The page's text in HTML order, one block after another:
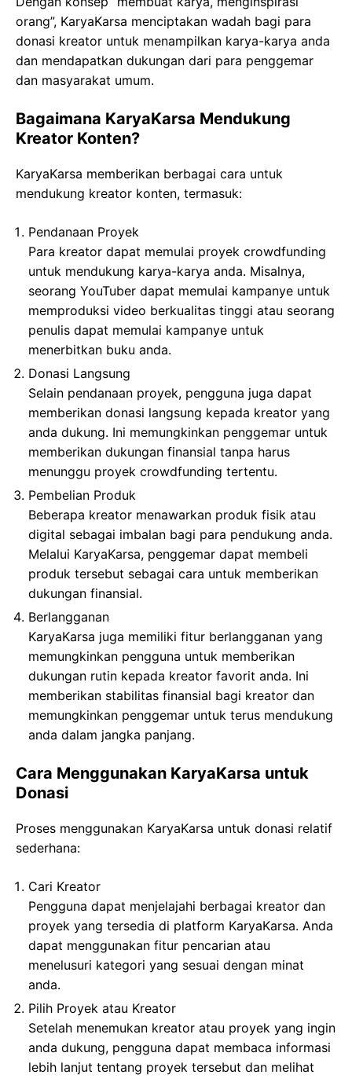
orang”, KaryaKarsa menciptakan wadah bagi para
donasi kreator untuk menampilkan karya-karya anda
dan mendapatkan dukungan dari para penggemar
dan masyarakat umum.
Bagaimana KaryaKarsa Mendukung
Kreator Konten?
KaryaKarsa memberikan berbagai cara untuk
mendukung kreator konten, termasuk:
Pendanaan Proyek
Para kreator dapat memulai proyek crowdfunding
untuk mendukung karya-karya anda. Misalnya,
seorang YouTuber dapat memulai kampanye untuk
memproduksi video berkualitas tinggi atau seorang
penulis dapat memulai kampanye untuk
menerbitkan buku anda.
Donasi Langsung
Selain pendanaan proyek, pengguna juga dapat
memberikan donasi langsung kepada kreator yang
anda dukung. Ini memungkinkan penggemar untuk
memberikan dukungan finansial tanpa harus
menunggu proyek crowdfunding tertentu.
Pembelian Produk
Beberapa kreator menawarkan produk fisik atau
digital sebagai imbalan bagi para pendukung anda.
Melalui KaryaKarsa, penggemar dapat membeli
produk tersebut sebagai cara untuk memberikan
dukungan finansial.
Berlangganan
KaryaKarsa juga memiliki fitur berlangganan yang
memungkinkan pengguna untuk memberikan
dukungan rutin kepada kreator favorit anda. Ini
memberikan stabilitas finansial bagi kreator dan
memungkinkan penggemar untuk terus mendukung
anda dalam jangka panjang.
Cara Menggunakan KaryaKarsa untuk
Donasi
Proses menggunakan KaryaKarsa untuk donasi relatif
sederhana:
Cari Kreator
Pengguna dapat menjelajahi berbagai kreator dan
proyek yang tersedia di platform KaryaKarsa. Anda
dapat menggunakan fitur pencarian atau
menelusuri kategori yang sesuai dengan minat
anda.
Pilih Proyek atau Kreator
Setelah menemukan kreator atau proyek yang ingin
anda dukung, pengguna dapat membaca informasi
lebih lanjut tentang proyek tersebut dan melihat